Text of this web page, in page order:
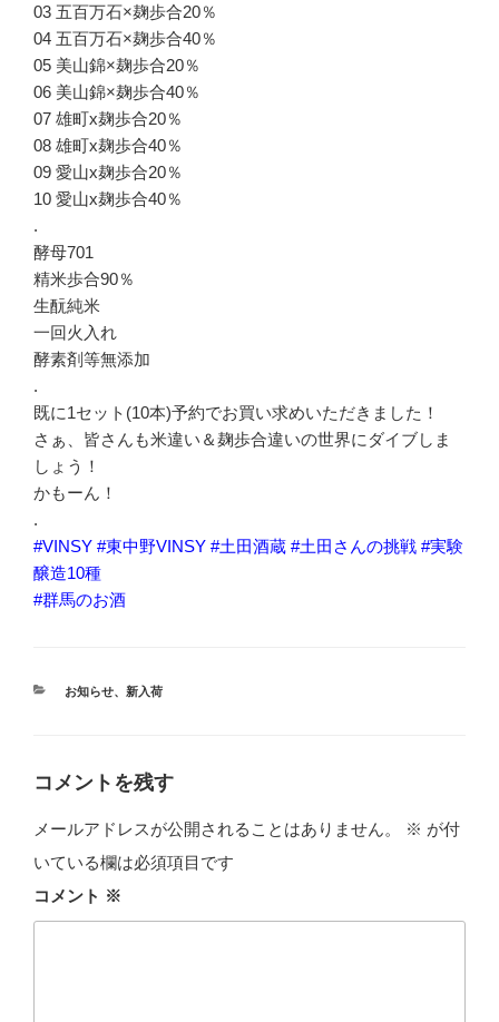
03 五百万石×麹歩合20％
04 五百万石×麹歩合40％
05 美山錦×麹歩合20％
06 美山錦×麹歩合40％
07 雄町x麹歩合20％
08 雄町x麹歩合40％
09 愛山x麹歩合20％
10 愛山x麹歩合40％
.
酵母701
精米歩合90％
生酛純米
一回火入れ
酵素剤等無添加
.
既に1セット(10本)予約でお買い求めいただきました！
さぁ、皆さんも米違い＆麹歩合違いの世界にダイブしま
しょう！
かもーん！
.
#VINSY #東中野VINSY #土田酒蔵 #土田さんの挑戦 #実験
醸造10種
#群馬のお酒
カ
お知らせ、 新入荷
コメントを残す
メールアドレスが公開されることはありません。 ※ が付
いている欄は必須項目です
コメント ※